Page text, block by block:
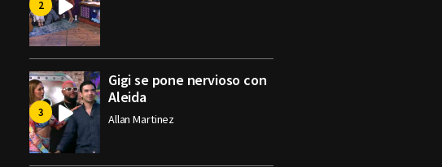
Gigi se pone nervioso con
Aleida
Allan Martinez